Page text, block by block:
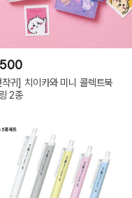
귀] 치이카와 미니 콜렉트북
2종